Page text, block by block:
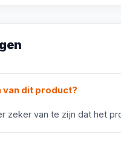
van dit product?
zeker van te zijn dat het